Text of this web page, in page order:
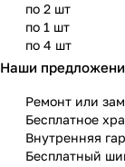
по 2 шт
по 1 шт
по 4 шт
Наши
Ремонт или
Бесплатное
Внутренняя
Бесплатный